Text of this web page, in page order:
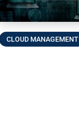
CLOUD MANAGEMENT